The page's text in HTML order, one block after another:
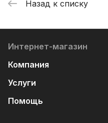
Назад к списку
Интернет-магазин
Компания
Услуги
Помощь